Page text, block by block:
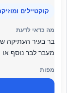
קוקטיילים
בר בעיר העתיקה
מעבר לבר נוסף או